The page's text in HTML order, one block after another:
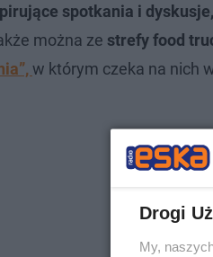
spotkania i
można ze strefy food
w którym czeka na nich
Drogi
My,